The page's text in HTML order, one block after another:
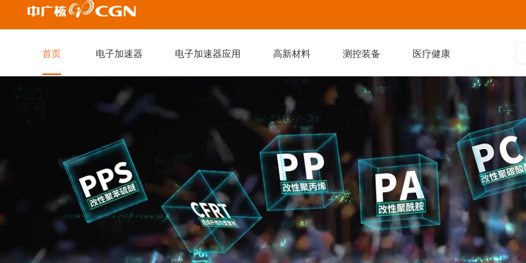
已使用
已失效
首页 电子加速器 电子加速器应用 高新材料 测控装备 医疗健康